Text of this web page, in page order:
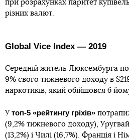
при розрахунках паритет
різних валют.
Global Vice Index — 2019
Середній житель Люксембурга
9% свого тижневого доходу в
наркотиків, який обійшовся б
У топ-5 «рейтингу гріхів»
(9,2% тижневого доходу), Уругвай
(13,2%) і Чилі (16,7%). Франція і